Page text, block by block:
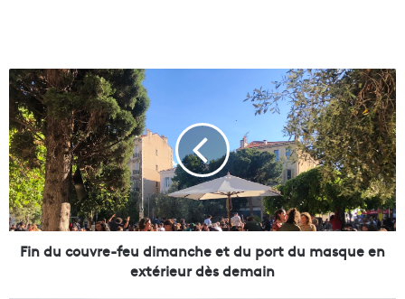
F
n
d
u
c
o
u
v
Fin du couvre-feu dimanche et du port du masque en
extérieur dès demain